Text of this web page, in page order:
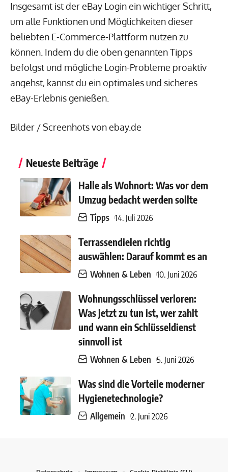
Insgesamt ist der eBay Login ein wichtiger Schritt,
um alle Funktionen und Möglichkeiten dieser
beliebten E-Commerce-Plattform nutzen zu
können. Indem du die oben genannten Tipps
befolgst und mögliche Login-Probleme proaktiv
angehst, kannst du ein optimales und sicheres
eBay-Erlebnis genießen.
Bilder / Screenhots von ebay.de
Neueste Beiträge
Halle als Wohnort: Was vor dem
Umzug bedacht werden sollte
Tipps 14. Juli 2026
Terrassendielen richtig
auswählen: Darauf kommt es an
Wohnen & Leben 10. Juni 2026
Wohnungsschlüssel verloren:
Was jetzt zu tun ist, wer zahlt
und wann ein Schlüsseldienst
sinnvoll ist
Wohnen & Leben 5. Juni 2026
Was sind die Vorteile moderner
Hygienetechnologie?
Allgemein 2. Juni 2026